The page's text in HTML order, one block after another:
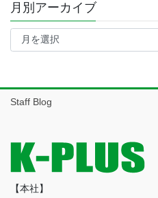
月別アーカイブ
月
カ
イ
Staff Blog
【本社】